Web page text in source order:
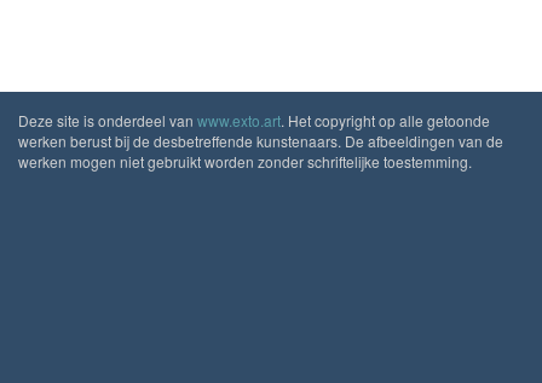
Deze site is onderdeel van www.exto.art. Het copyright op alle getoonde
werken berust bij de desbetreffende kunstenaars. De afbeeldingen van de
werken mogen niet gebruikt worden zonder schriftelijke toestemming.